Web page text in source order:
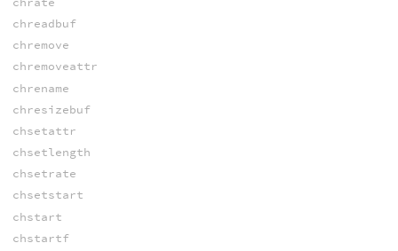
chreadbuf
chremove
chremoveattr
chrename
chresizebuf
chsetattr
chsetlength
chsetrate
chsetstart
chstart
chstartf